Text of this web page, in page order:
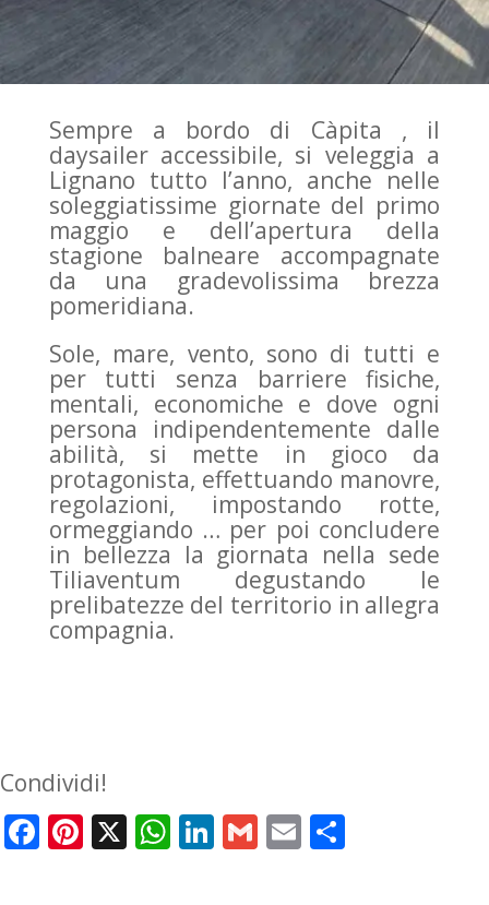
Sempre a bordo di Càpita , il
daysailer accessibile, si veleggia a
Lignano tutto l’anno, anche nelle
soleggiatissime giornate del primo
maggio e dell’apertura della
stagione balneare accompagnate
da una gradevolissima brezza
pomeridiana.
Sole, mare, vento, sono di tutti e
per tutti senza barriere fisiche,
mentali, economiche e dove ogni
persona indipendentemente dalle
abilità, si mette in gioco da
protagonista, effettuando manovre,
regolazioni, impostando rotte,
ormeggiando … per poi concludere
in bellezza la giornata nella sede
Tiliaventum degustando le
prelibatezze del territorio in allegra
compagnia.
Condividi!
Facebook
Pinterest
X WhatsApp
LinkedIn
Gmail
Email